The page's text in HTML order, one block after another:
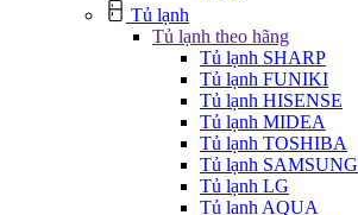
Tủ lạnh
Tủ lạnh theo hãng
Tủ lạnh SHARP
Tủ lạnh FUNIKI
Tủ lạnh HISENSE
Tủ lạnh MIDEA
Tủ lạnh TOSHIBA
Tủ lạnh SAMSUNG
Tủ lạnh LG
Tủ lạnh AQUA